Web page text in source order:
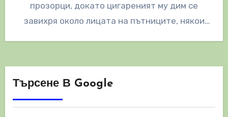
прозорци, докато цигареният му дим се
завихря около лицата на пътниците, някои
Търсене В Google